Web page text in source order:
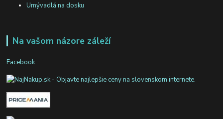
Umývadlá na dosku
Na vašom názore záleží
Facebook